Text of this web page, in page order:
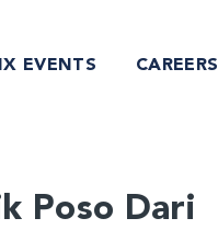
EVENTS CAREERS
Poso Dari